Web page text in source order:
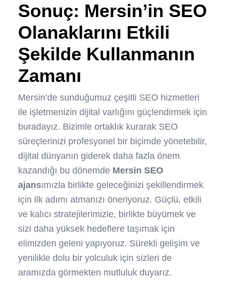
Sonuç: Mersin’in SEO
Olanaklarını Etkili
Şekilde Kullanmanın
Zamanı
Mersin’de sunduğumuz çeşitli SEO hizmetleri
ile işletmenizin dijital varlığını güçlendirmek için
buradayız. Bizimle ortaklık kurarak SEO
süreçlerinizi profesyonel bir biçimde yönetebilir,
dijital dünyanın giderek daha fazla önem
kazandığı bu dönemde Mersin SEO
ajansımızla birlikte geleceğinizi şekillendirmek
için ilk adımı atmanızı öneriyoruz. Güçlü, etkili
ve kalıcı stratejilerimizle, birlikte büyümek ve
sizi daha yüksek hedeflere taşımak için
elimizden geleni yapıyoruz. Sürekli gelişim ve
yenilikle dolu bir yolculuk için sizleri de
aramızda görmekten mutluluk duyarız.